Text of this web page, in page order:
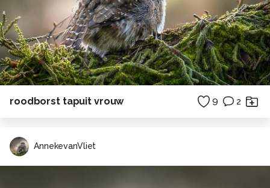
roodborst tapuit vrouw 9 2
AnnekevanVliet